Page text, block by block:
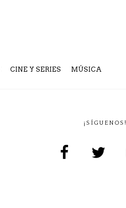
CINE Y SERIES MÚSICA
¡SÍGUENOS!